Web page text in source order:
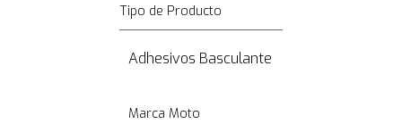
Tipo de Producto
Adhesivos Basculante
Marca Moto